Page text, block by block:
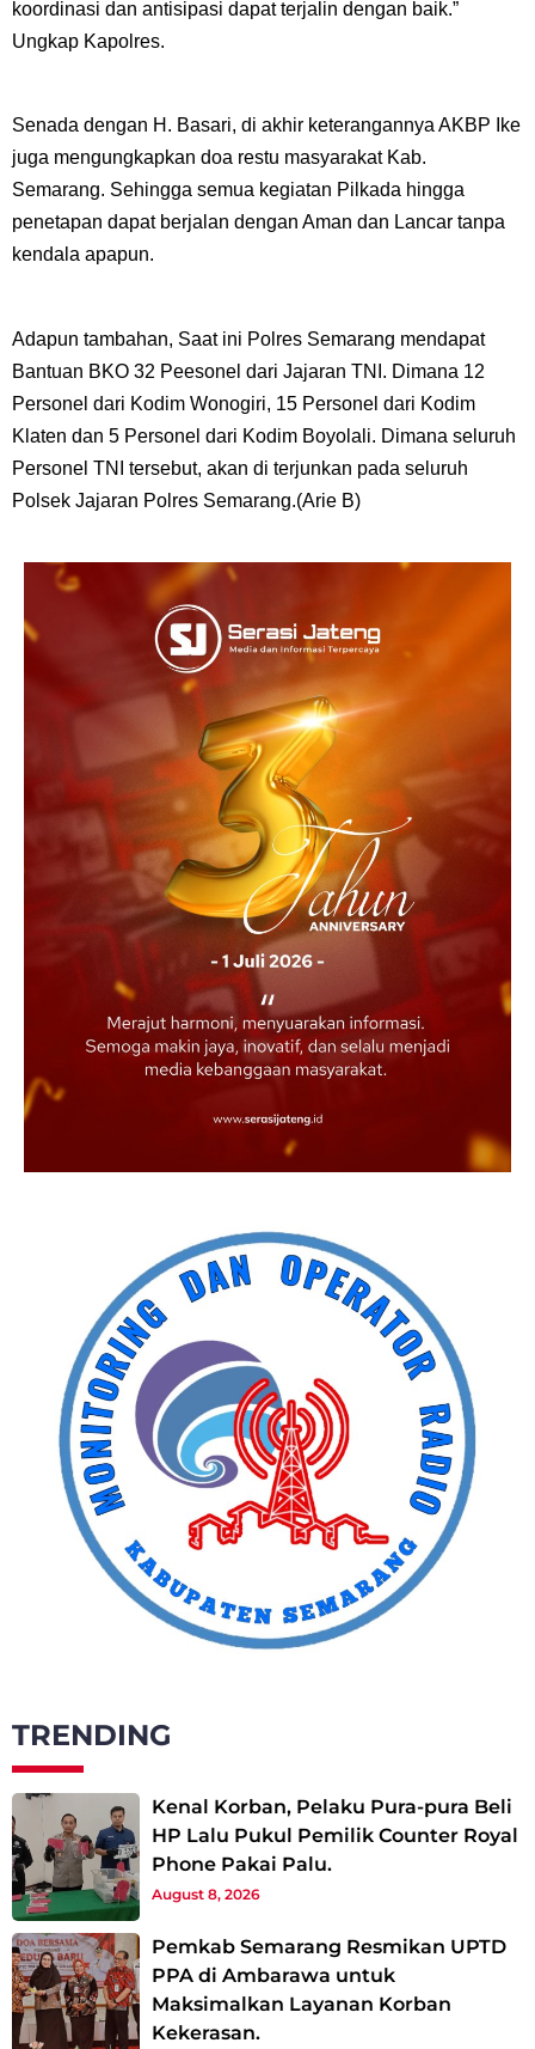
koordinasi dan antisipasi dapat terjalin dengan baik.”
Ungkap Kapolres.
Senada dengan H. Basari, di akhir keterangannya AKBP Ike
juga mengungkapkan doa restu masyarakat Kab.
Semarang. Sehingga semua kegiatan Pilkada hingga
penetapan dapat berjalan dengan Aman dan Lancar tanpa
kendala apapun.
Adapun tambahan, Saat ini Polres Semarang mendapat
Bantuan BKO 32 Peesonel dari Jajaran TNI. Dimana 12
Personel dari Kodim Wonogiri, 15 Personel dari Kodim
Klaten dan 5 Personel dari Kodim Boyolali. Dimana seluruh
Personel TNI tersebut, akan di terjunkan pada seluruh
Polsek Jajaran Polres Semarang.(Arie B)
TRENDING
Kenal Korban, Pelaku Pura-pura Beli
HP Lalu Pukul Pemilik Counter Royal
Phone Pakai Palu.
August 8, 2026
Pemkab Semarang Resmikan UPTD
PPA di Ambarawa untuk
Maksimalkan Layanan Korban
Kekerasan.